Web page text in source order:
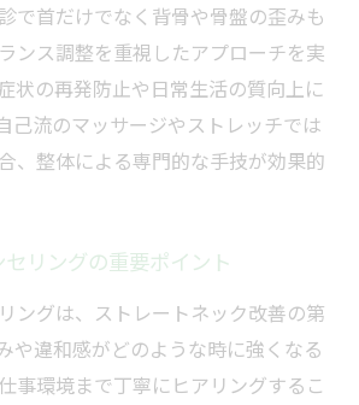
で首だけでなく背骨や骨盤の歪みも
ンス調整を重視したアプローチを実
状の再発防止や日常生活の質向上に
己流のマッサージやストレッチでは
、整体による専門的な手技が効果的
リングの重要ポイント
ングは、ストレートネック改善の第
や違和感がどのような時に強くなる
事環境まで丁寧にヒアリングするこ